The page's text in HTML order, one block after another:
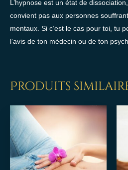
L’hypnose est un état de
convient pas aux personnes
mentaux. Si c’est le cas pour toi, tu
l’avis de ton médecin ou de ton
Produits